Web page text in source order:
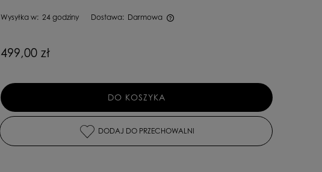
Wysyłka w: 24 godziny Dostawa: Darmowa
499,00 zł
DO KOSZYKA
DODAJ DO PRZECHOWALNI